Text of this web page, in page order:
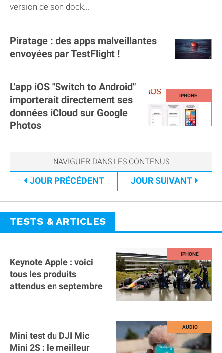
version de son dock...
Piratage : des apps malveillantes
envoyées par TestFlight !
L'app iOS "Switch to Android"
importerait directement ses
données iCloud sur Google
Photos
JOUR PRÉCÉDENT JOURSUIVANT
TESTS & ARTICLES
Keynote Apple : voici
tous les produits
attendus en septembre
Mini test du DJI Mic
Mini 2S : le meilleur